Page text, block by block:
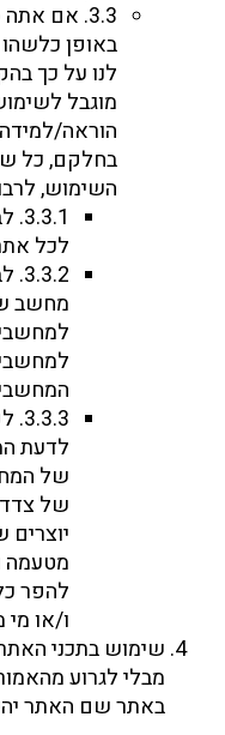
3.3. אם
באופן כלשהו
לנו על כך
מוגבל
הוראה/
בחלקם, כל
השימוש,
לכל
מחשב
לדעת
של
של
מטעמה
להפר
ו/או
שימוש בתכני
מבלי לגרוע
באתר שם האתר